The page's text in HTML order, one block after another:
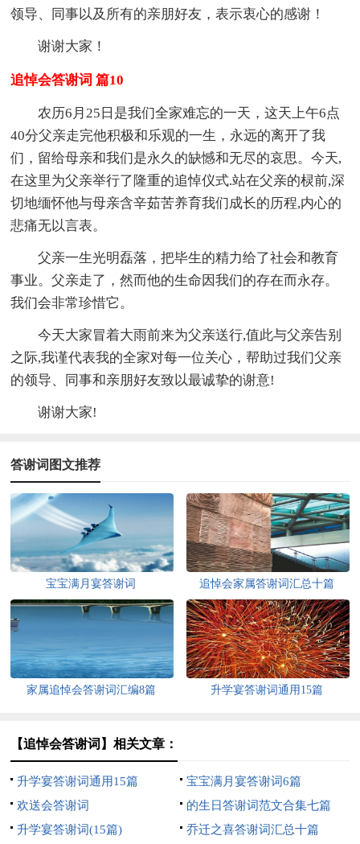
领导、同事以及所有的亲朋好友，表示衷心的感谢！
谢谢大家！
追悼会答谢词 篇10
农历6月25日是我们全家难忘的一天，这天上午6点
40分父亲走完他积极和乐观的一生，永远的离开了我
们，留给母亲和我们是永久的缺憾和无尽的哀思。今天,
在这里为父亲举行了隆重的追悼仪式.站在父亲的棂前,深
切地缅怀他与母亲含辛茹苦养育我们成长的历程,内心的
悲痛无以言表。
父亲一生光明磊落，把毕生的精力给了社会和教育
事业。父亲走了，然而他的生命因我们的存在而永存。
我们会非常珍惜它。
今天大家冒着大雨前来为父亲送行,值此与父亲告别
之际,我谨代表我的全家对每一位关心，帮助过我们父亲
的领导、同事和亲朋好友致以最诚挚的谢意!
谢谢大家!
答谢词图文推荐
宝宝满月宴答谢词 追悼会家属答谢词汇总十篇
家属追悼会答谢词汇编8篇 升学宴答谢词通用15篇
【追悼会答谢词】相关文章：
升学宴答谢词通用15篇
宝宝满月宴答谢词6篇
欢送会答谢词
的生日答谢词范文合集七篇
升学宴答谢词(15篇)
乔迁之喜答谢词汇总十篇